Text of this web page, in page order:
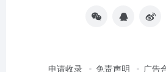
申请收录 免责声明 广告